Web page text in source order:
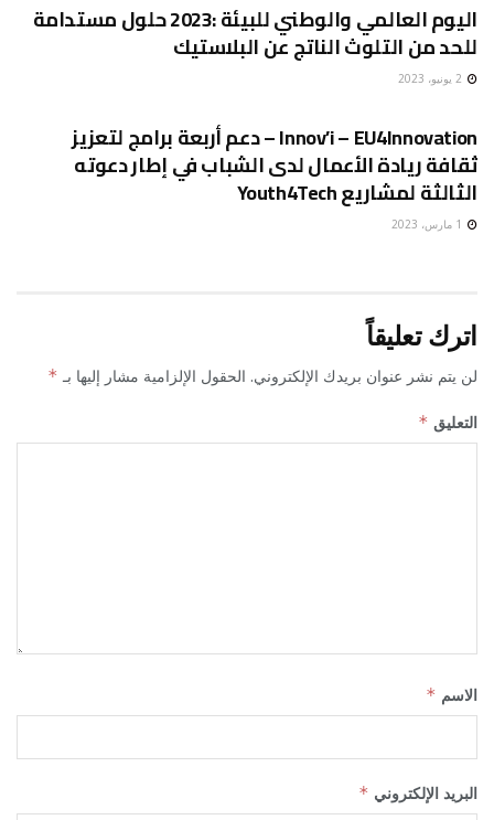
اليوم العالمي والوطني للبيئة :2023 حلول مستدامة
للحد من التلوث الناتج عن البلاستيك
2 يونيو، 2023
Innov’i – EU4Innovation – دعم أربعة برامج لتعزيز
ثقافة ريادة الأعمال لدى الشباب في إطار دعوته
الثالثة لمشاريع Youth4Tech
1 مارس، 2023
اترك تعليقاً
لن يتم نشر عنوان بريدك الإلكتروني. الحقول الإلزامية مشار إليها بـ*
التعليق*
الاسم *
البريد الإلكتروني *